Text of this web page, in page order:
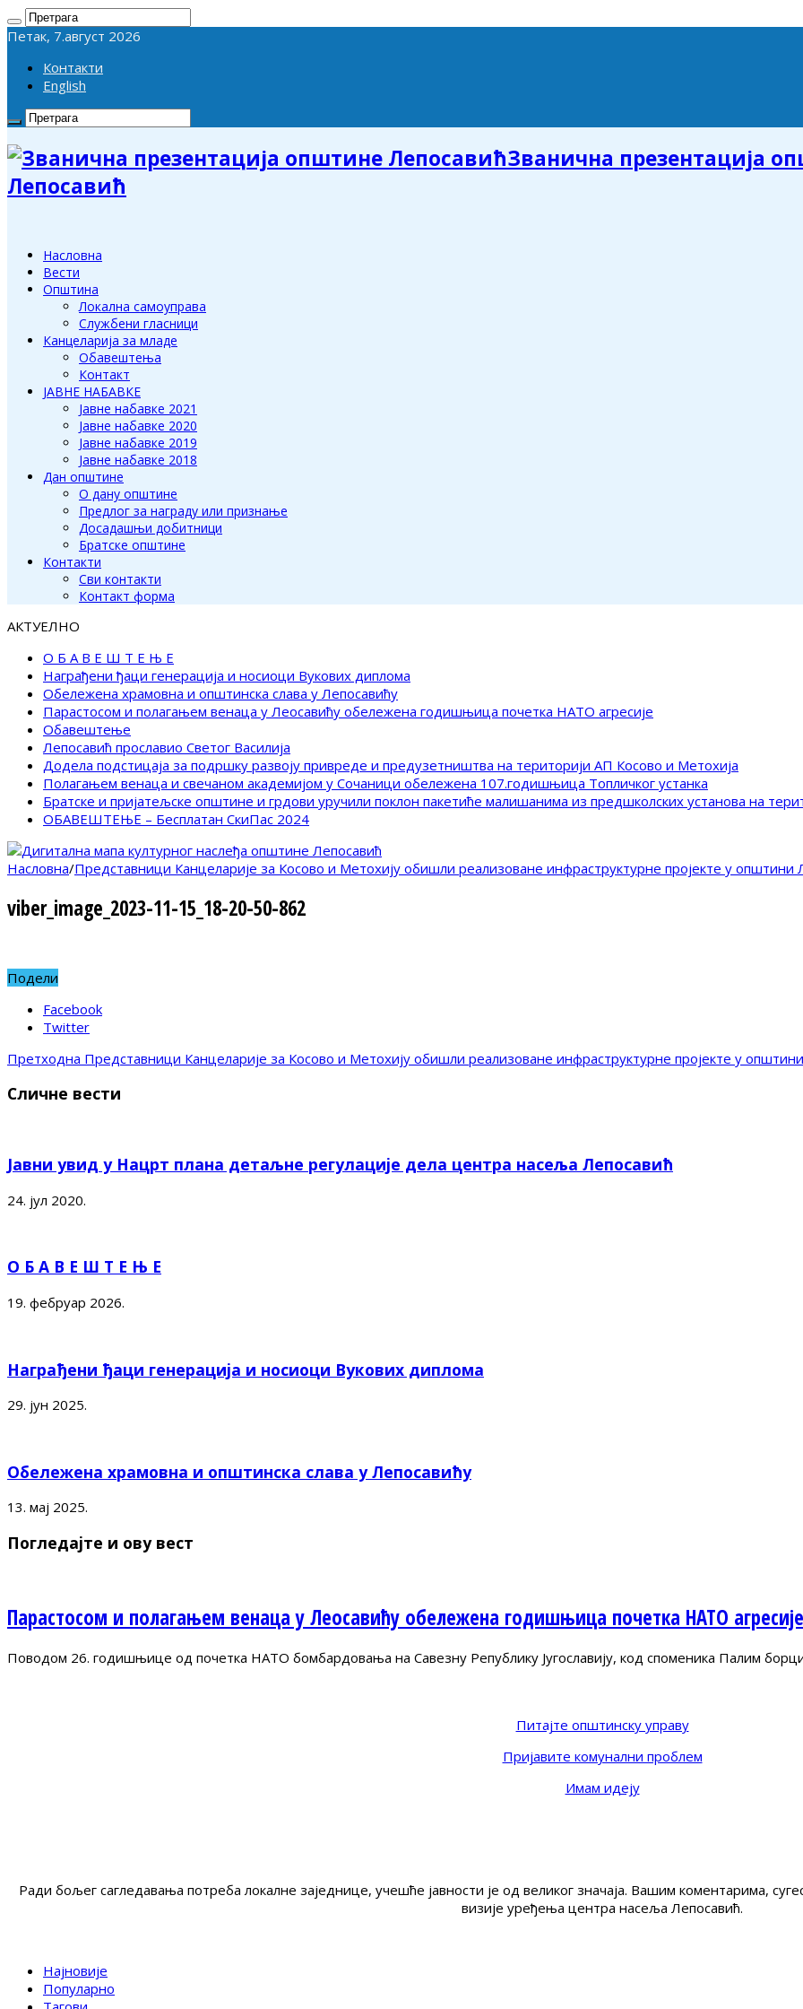
Петак, 7.август 2026
Контакти
English
Званична презентација
Лепосавић
Насловна
Вести
Општина
Локална самоуправа
Службени гласници
Канцеларија за младе
Обавештења
Контакт
ЈАВНЕ НАБАВКЕ
Јавне набавке 2021
Јавне набавке 2020
Јавне набавке 2019
Јавне набавке 2018
Дан општине
О дану општине
Предлог за награду или признање
Досадашњи добитници
Братске општине
Контакти
Сви контакти
Контакт форма
АКТУЕЛНО
О Б А В Е Ш Т Е Њ Е
Награђени ђаци генерација и носиоци Вукових диплома
Обележена храмовна и општинска слава у Лепосавићу
Парастосом и полагањем венаца у Леосавићу обележена годишњица почетка НАТО агресије
Обавештење
Лепосавић прославио Светог Василија
Додела подстицаја за подршку развоју привреде и предузетништва на територији АП Косово и Метохија
Полагањем венаца и свечаном академијом у Сочаници обележена 107.годишњица Топличког устанка
Братске и пријатељске општине и грдови уручили поклон пакетиће малишанима из предшколских установа на
ОБАВЕШТЕЊЕ – Бесплатан СкиПас 2024
Насловна/Представници Канцеларије за Косово и Метохију обишли реализоване инфраструктурне пројекте у општини
viber_image_2023-11-15_18-20-50-862
Подели
Facebook
Twitter
Претходна Представници Канцеларије за Косово и Метохију обишли реализоване инфраструктурне пројекте у
Сличне вести
Јавни увид у Нацрт плана детаљне регулације дела центра насеља Лепосавић
24. јул 2020.
О Б А В Е Ш Т Е Њ Е
19. фебруар 2026.
Награђени ђаци генерација и носиоци Вукових диплома
29. јун 2025.
Обележена храмовна и општинска слава у Лепосавићу
13. мај 2025.
Погледајте и ову вест
Парастосом и полагањем венаца у Леосавићу обележена годишњица почетка НАТО агресије
Поводом 26. годишњице од почетка НАТО бомбардовања на Савезну Републику Југославију, код споменика Палим
Питајте општинску управу
Пријавите комунални проблем
Имам идеју
Ради бољег сагледавања потреба локалне заједнице, учешће јавности је од великог значаја. Вашим коментарима,
визије уређења центра насеља Лепосавић.
Најновије
Популарно